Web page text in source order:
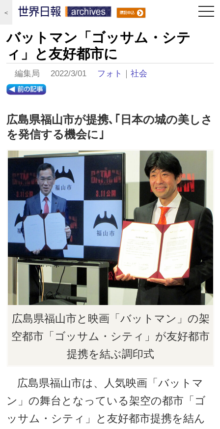
＜
バットマン「ゴッサム・シテ
ィ」と友好都市に
編集局 2022/3/01 フォト ｜社会
広島県福山市が提携､｢日本の城の美しさ
を発信する機会に｣
広島県福山市と映画「バットマン」の架
空都市「ゴッサム・シティ」が友好都市
提携を結ぶ調印式
広島県福山市は、人気映画「バットマ
ン」の舞台となっている架空の都市「ゴ
ッサム・シティ」と友好都市提携を結ん